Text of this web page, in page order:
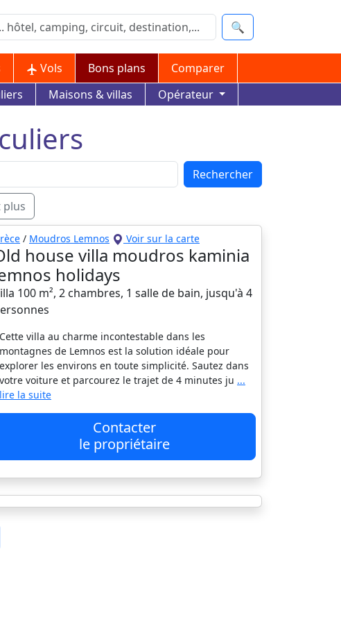
🔍
Vols Bons plans
Comparer
Maisons & villas Opérateur
Rechercher
plus
/ Moudros Lemnos Voir sur la carte
house villa moudros kaminia
holidays
100 m², 2 chambres, 1 salle de bain, jusqu'à 4
Cette villa au charme incontestable dans les
montagnes de Lemnos est la solution idéale pour
explorer les environs en toute simplicité. Sautez dans
votre voiture et parcourez le trajet de 4 minutes ju ...
lire la suite
Contacter
le propriétaire